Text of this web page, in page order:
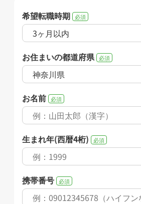
希望転職時期 必須
お住まいの都道府県 必須
お名前 必須
生まれ年(西暦4桁) 必須
携帯番号 必須